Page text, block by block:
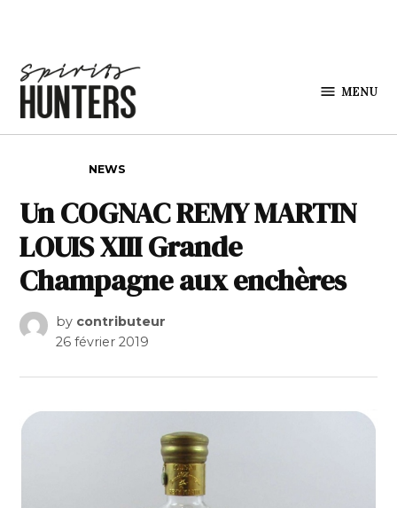
MENU
NEWS
Un COGNAC REMY MARTIN
LOUIS XIII Grande
Champagne aux enchères
by contributeur
26 février 2019